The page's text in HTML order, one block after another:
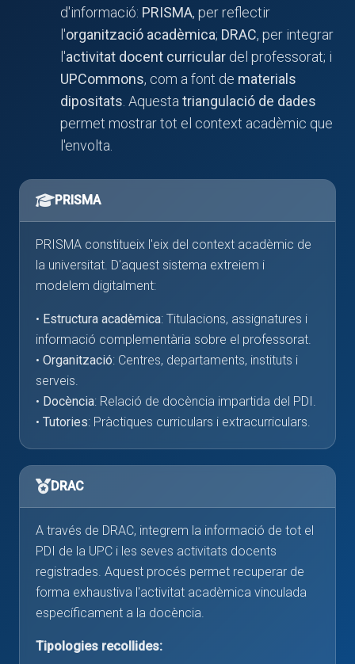
d'informació: PRISMA, per reflectir
l'organització acadèmica; DRAC, per integrar
l'activitat docent curricular del professorat; i
UPCommons, com a font de materials
dipositats . Aquesta triangulació de dades
permet mostrar tot el context acadèmic que
l'envolta.
PRISMA
PRISMA constitueix l'eix del context acadèmic de
la universitat. D'aquest sistema extreiem i
modelem digitalment:
• Estructura acadèmica: Titulacions, assignatures i
informació complementària sobre el professorat.
• Organització: Centres, departaments, instituts i
serveis.
• Docència: Relació de docència impartida del PDI.
• Tutories: Pràctiques curriculars i extracurriculars.
DRAC
A través de DRAC, integrem la informació de tot el
PDI de la UPC i les seves activitats docents
registrades. Aquest procés permet recuperar de
forma exhaustiva l'activitat acadèmica vinculada
específicament a la docència.
Tipologies recollides: